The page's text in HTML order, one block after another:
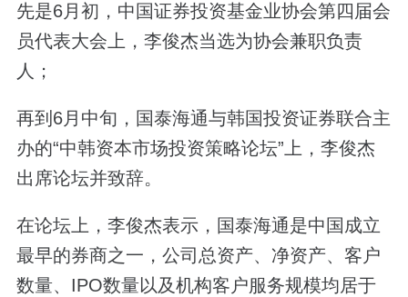
先是6月初，中国证券投资基金业协会第四届会
员代表大会上，李俊杰当选为协会兼职负责
人；
再到6月中旬，国泰海通与韩国投资证券联合主
办的“中韩资本市场投资策略论坛”上，李俊杰
出席论坛并致辞。
在论坛上，李俊杰表示，国泰海通是中国成立
最早的券商之一，公司总资产、净资产、客户
数量、IPO数量以及机构客户服务规模均居于